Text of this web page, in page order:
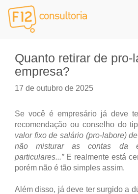
Quanto retirar de pro-
empresa?
17 de outubro de 2025
Se você é empresário já deve
recomendação ou conselho do
valor fixo de salário (pro-labore)
não misturar as contas da
particulares...”E realmente está
porém não é tão simples assim.
Além disso, já deve ter surgido a